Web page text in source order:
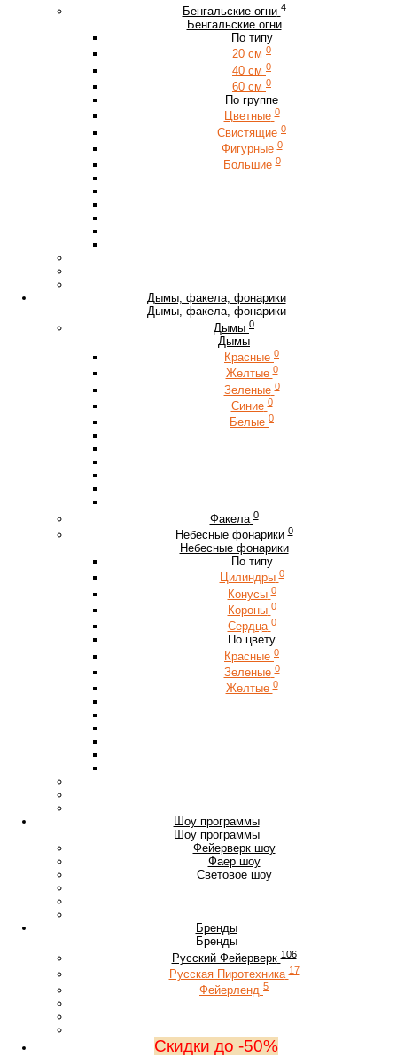
Бенгальские огни 4
Бенгальские огни
По типу
20 см 0
40 см 0
60 см 0
По группе
Цветные 0
Свистящие 0
Фигурные 0
Большие 0
Дымы, факела, фонарики
Дымы, факела, фонарики
Дымы 0
Дымы
Красные 0
Желтые 0
Зеленые 0
Синие 0
Белые 0
Факела 0
Небесные фонарики 0
Небесные фонарики
По типу
Цилиндры 0
Конусы 0
Короны 0
Сердца 0
По цвету
Красные 0
Зеленые 0
Желтые 0
Шоу программы
Шоу программы
Фейерверк шоу
Фаер шоу
Световое шоу
Бренды
Бренды
Русский Фейерверк 106
Русская Пиротехника 17
Фейерленд 5
Скидки до -50%